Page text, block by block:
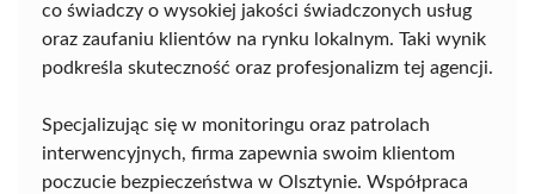
co świadczy o wysokiej jakości świadczonych usług
oraz zaufaniu klientów na rynku lokalnym. Taki wynik
podkreśla skuteczność oraz profesjonalizm tej agencji.
Specjalizując się w monitoringu oraz patrolach
interwencyjnych, firma zapewnia swoim klientom
poczucie bezpieczeństwa w Olsztynie. Współpraca